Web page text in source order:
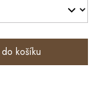
košíku